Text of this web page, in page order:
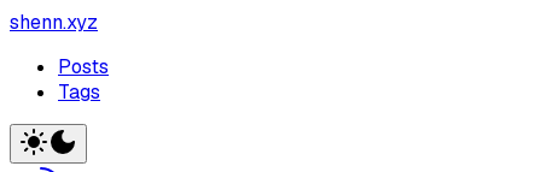
shenn.xyz
Posts
Tags